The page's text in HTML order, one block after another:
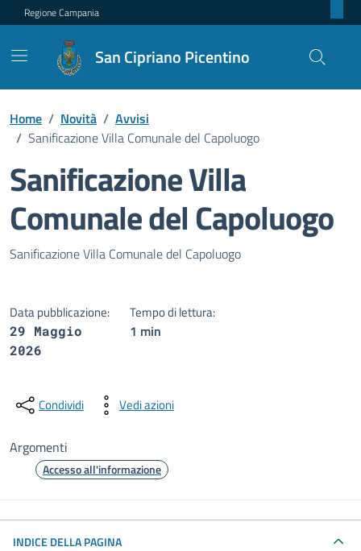
Regione Campania
San Cipriano Picentino
Home / Novità / Avvisi
/ Sanificazione Villa Comunale del Capoluogo
Sanificazione Villa
Comunale del Capoluogo
Dettagli della notizia
Sanificazione Villa Comunale del Capoluogo
Data pubblicazione:
29 Maggio
2026
Tempo di lettura:
1 min
Condividi Vedi azioni
Argomenti
Accesso all'informazione
INDICE DELLA PAGINA